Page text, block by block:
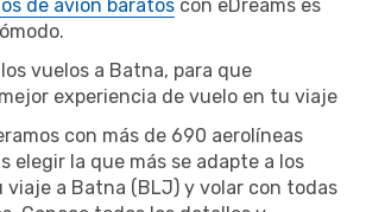
de avión baratos con eDreams es
vuelos a Batna, para que
experiencia de vuelo en tu viaje
con más de 690 aerolíneas
elegir la que más se adapte a los
a Batna (BLJ) y volar con todas